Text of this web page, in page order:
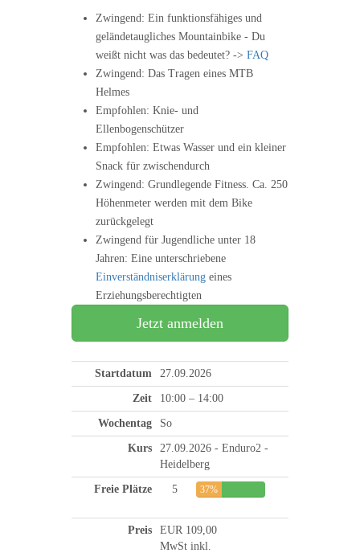
Zwingend: Ein funktionsfähiges und
geländetaugliches Mountainbike - Du
weißt nicht was das bedeutet? -> FAQ
Zwingend: Das Tragen eines MTB
Helmes
Empfohlen: Knie- und
Ellenbogenschützer
Empfohlen: Etwas Wasser und ein kleiner
Snack für zwischendurch
Zwingend: Grundlegende Fitness. Ca. 250
Höhenmeter werden mit dem Bike
zurückgelegt
Zwingend für Jugendliche unter 18
Jahren: Eine unterschriebene
Einverständniserklärung eines
Erziehungsberechtigten
Jetzt anmelden
Startdatum 27.09.2026
Zeit 10:00 – 14:00
Wochentag So
Kurs
27.09.2026 - Enduro2 -
Heidelberg
Freie Plätze 5 37%
Preis
EUR 109,00
MwSt inkl.